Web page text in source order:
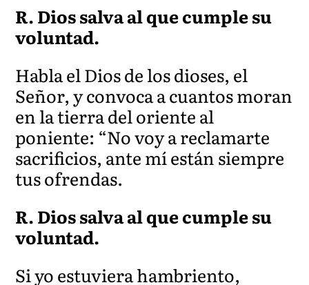
R. Dios salva al que cumple su
voluntad.
Habla el Dios de los dioses, el
Señor, y convoca a cuantos moran
en la tierra del oriente al
poniente: “No voy a reclamarte
sacrificios, ante mí están siempre
tus ofrendas.
R. Dios salva al que cumple su
voluntad.
Si yo estuviera hambriento,